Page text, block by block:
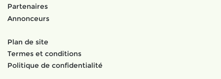
Partenaires
Annonceurs
Plan de site
Termes et conditions
Politique de confidentialité